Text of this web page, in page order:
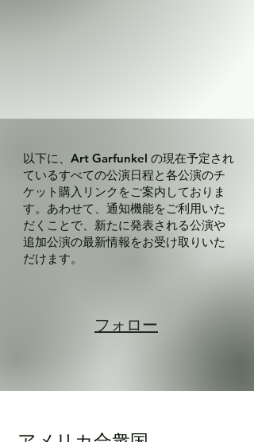
以下に、Art Garfunkel の現在予定され
ているすべての公演日程と各公演のチ
ケット購入リンクをご案内しておりま
す。あわせて、通知機能をご利用いた
だくことで、新たに発表される公演や
追加公演の最新情報をお受け取りいた
だけます。
フォロー